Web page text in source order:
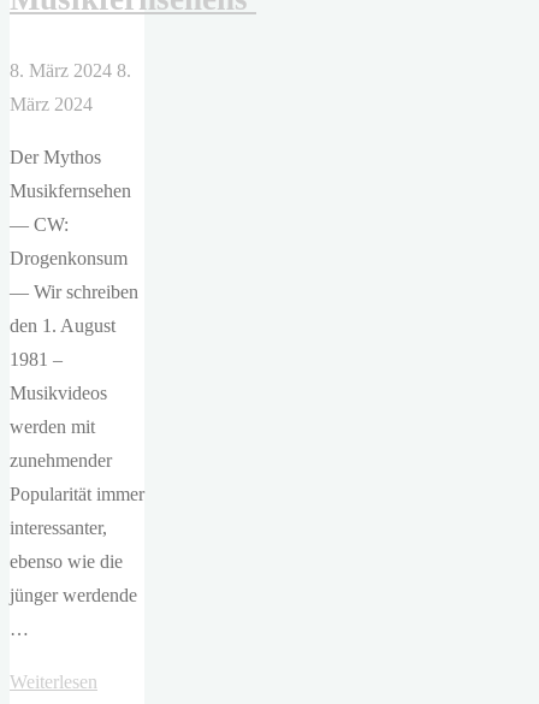
8. März 2024 8.
März 2024
Der Mythos
Musikfernsehen
— CW:
Drogenkonsum
— Wir schreiben
den 1. August
1981 –
Musikvideos
werden mit
zunehmender
Popularität immer
interessanter,
ebenso wie die
jünger werdende
…
Weiterlesen